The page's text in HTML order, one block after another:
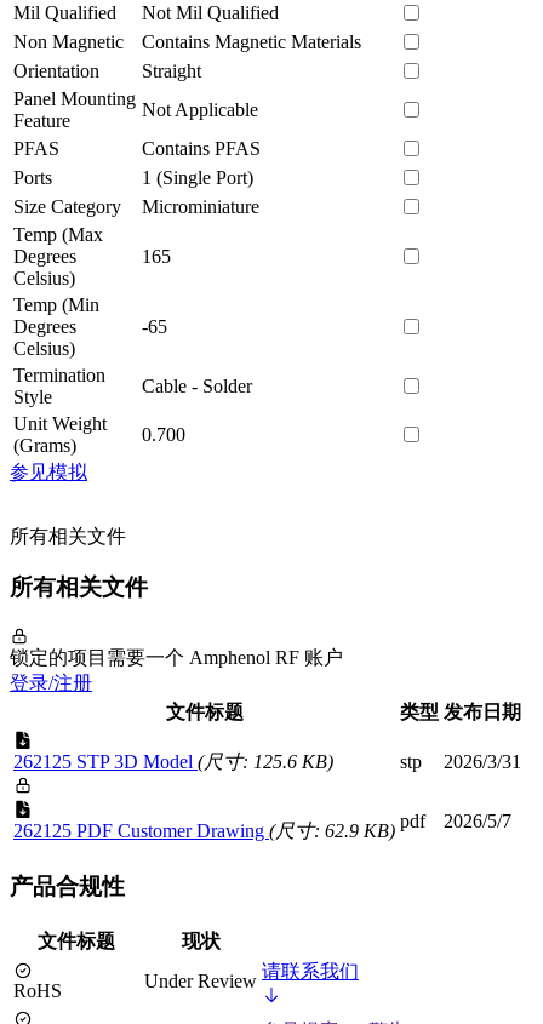
Mil Qualified
Not Mil Qualified
Non Magnetic
Contains Magnetic Materials
Orientation
Straight
Panel Mounting
Feature
Not Applicable
PFAS
Contains PFAS
Ports
1 (Single Port)
Size Category
Microminiature
Temp (Max
Degrees
Celsius)
165
Temp (Min
Degrees
Celsius)
-65
Termination
Style
Cable - Solder
Unit Weight
(Grams)
0.700
参见模拟
所有相关文件
所有相关文件
锁定的项目需要一个 Amphenol RF 账户
登录/注册
文件标题
类型 发布日期
262125 STP 3D Model (尺寸: 125.6 KB) stp 2026/3/31
262125 PDF Customer Drawing (尺寸: 62.9 KB) pdf 2026/5/7
产品合规性
文件标题 现状
RoHS Under Review 请联系我们